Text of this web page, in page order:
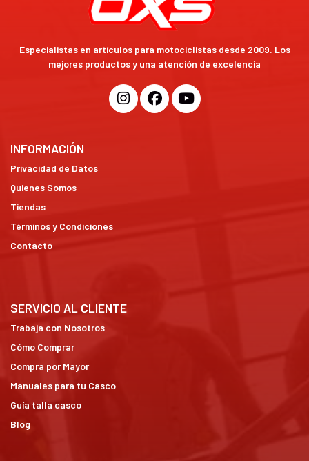
Especialistas en artículos para motociclistas desde 2009. Los
mejores productos y una atención de excelencia
INFORMACIÓN
Privacidad de Datos
Quienes Somos
Tiendas
Términos y Condiciones
Contacto
SERVICIO AL CLIENTE
Trabaja con Nosotros
Cómo Comprar
Compra por Mayor
Manuales para tu Casco
Guía talla casco
Blog